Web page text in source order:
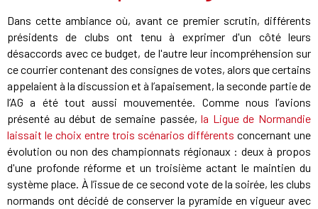
Dans cette ambiance où, avant ce premier scrutin, différents
présidents de clubs ont tenu à exprimer d'un côté leurs
désaccords avec ce budget, de l'autre leur incompréhension sur
ce courrier contenant des consignes de votes, alors que certains
appelaient à la discussion et à l’apaisement, la seconde partie de
l’AG a été tout aussi mouvementée. Comme nous l’avions
présenté au début de semaine passée,la Ligue de Normandie
laissait le choix entre trois scénarios différents concernant une
évolution ou non des championnats régionaux : deux à propos
d'une profonde réforme et un troisième actant le maintien du
système place. À l’issue de ce second vote de la soirée, les clubs
normands ont décidé de conserver la pyramide en vigueur avec